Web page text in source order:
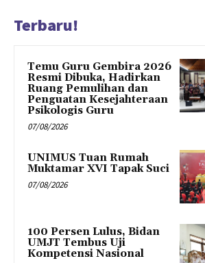
Terbaru!
Temu Guru Gembira 2026
Resmi Dibuka, Hadirkan
Ruang Pemulihan dan
Penguatan Kesejahteraan
Psikologis Guru
07/08/2026
UNIMUS Tuan Rumah
Muktamar XVI Tapak Suci
07/08/2026
100 Persen Lulus, Bidan
UMJT Tembus Uji
Kompetensi Nasional